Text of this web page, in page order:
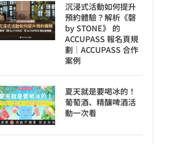
沉浸式活動如何提升
預約體驗？解析《磬
by STONE》 的
ACCUPASS 報名頁規
劃｜ACCUPASS 合作
案例
夏天就是要喝冰的！
葡萄酒、精釀啤酒活
動一次看